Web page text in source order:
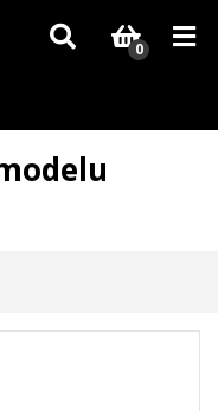
které nejsou skladem,
0